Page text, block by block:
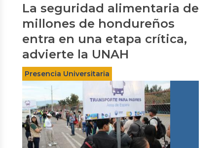
La seguridad alimentaria de
millones de hondureños
entra en una etapa crítica,
advierte la UNAH
Presencia Universitaria